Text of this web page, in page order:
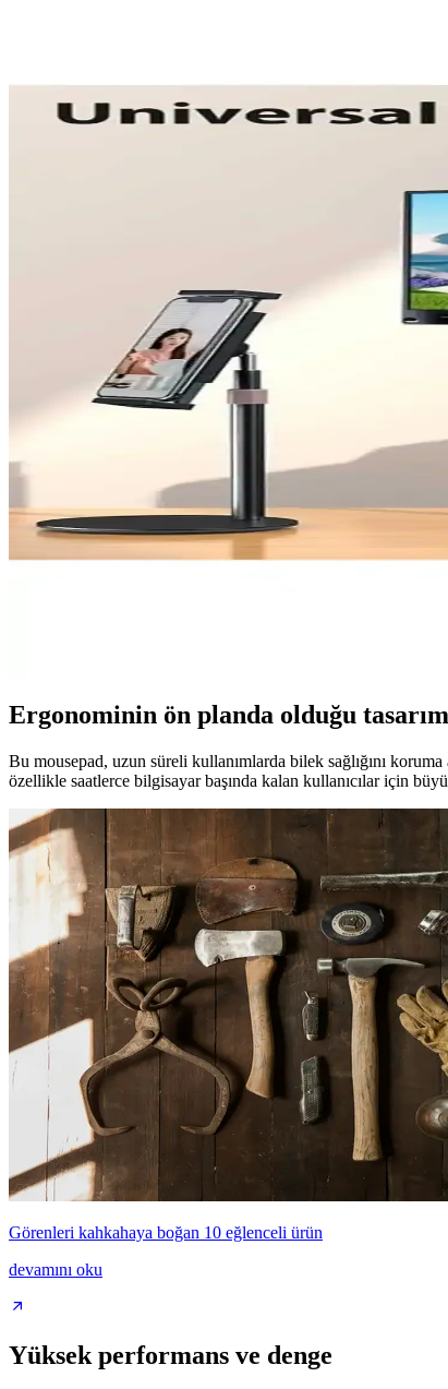
Logitech MX Master 3 Kablosuz Fare:
Logitech MX Master 3, ergonomik tasarımı, yüksek
Concord C-72 ve Logitech MK120 Klavye
Concord C-72 ve Logitech MK120 klavyeleri, farklı
Concord C10 ve Everest SMW-444 Kablosuz
İki popüler kablosuz fare olan Concord C10 ve Everest SMW-
Vigowood Yükseklik Ayarlanabilir 360° Döner
Vigo Wood'un %100 yerli üretimi olan Vigowood kitap standı,
GoGoPlus Tab A7 Lite SM-T220 Dönebilen
GoGoPlus'un kırmızı renkli dönebilir tablet kılıfı, Samsung
Rampage SMX-R43 X-Grind USB Siyah
Rampage SMX-R43 X-Grind USB Siyah Gaming Mouse,
Ergonominin ön planda olduğu tasarım
Bu mousepad, uzun süreli kullanımlarda bilek sağlığını
özellikle saatlerce bilgisayar başında kalan kullanıcılar için
Görenleri kahkahaya boğan 10 eğlenceli ürün
devamını oku
Yüksek performans ve denge